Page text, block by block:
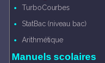
TurboCourbes
StatBac (niveau bac)
Arithmétique
Manuels scolaires